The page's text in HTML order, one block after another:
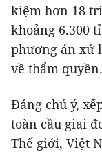
kiệm hơn 18
khoảng 6.300
phương án xử
về thẩm quyền.
Đáng chú ý,
toàn cầu giai
Thế giới, Việt